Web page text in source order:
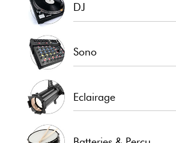
DJ
Sono
Eclairage